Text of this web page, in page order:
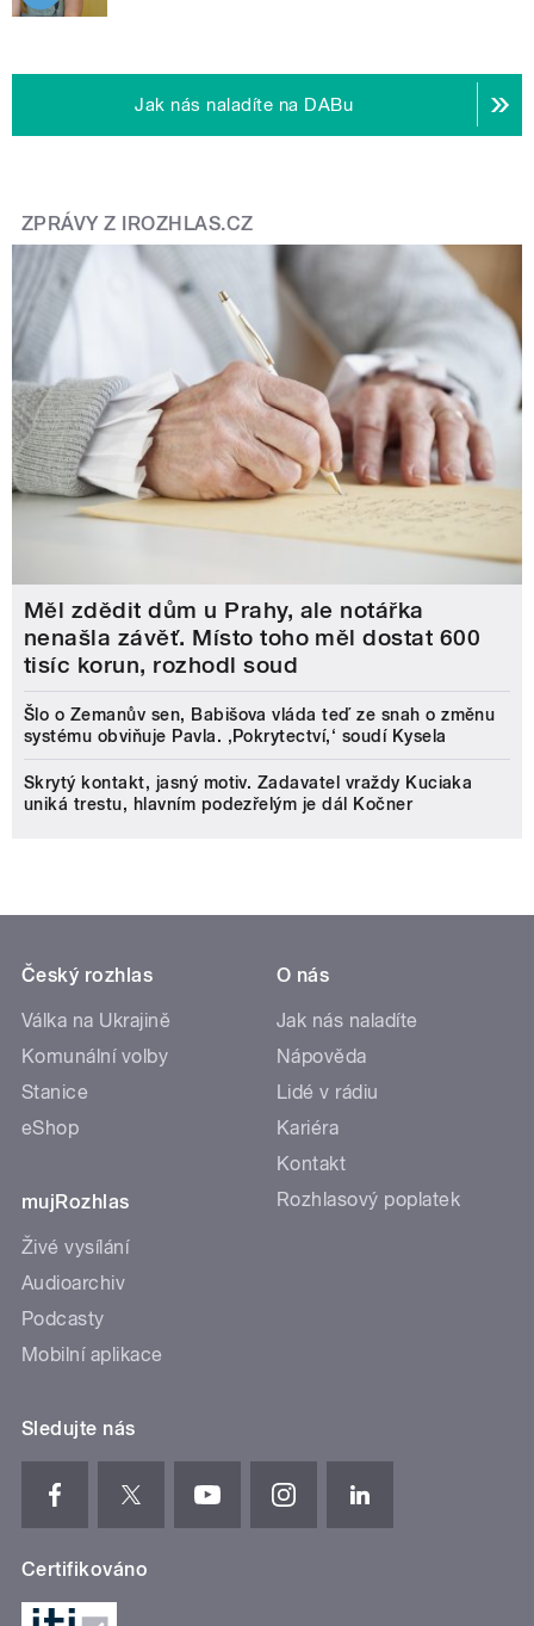
Jak nás naladíte na DABu
ZPRÁVY Z IROZHLAS.CZ
Měl zdědit dům u Prahy, ale notářka
nenašla závěť. Místo toho měl dostat 600
tisíc korun, rozhodl soud
Šlo o Zemanův sen, Babišova vláda teď ze snah o změnu
systému obviňuje Pavla. ‚Pokrytectví,‘ soudí Kysela
Skrytý kontakt, jasný motiv. Zadavatel vraždy Kuciaka
uniká trestu, hlavním podezřelým je dál Kočner
Český rozhlas
Válka na Ukrajině
Komunální volby
Stanice
eShop
mujRozhlas
Živé vysílání
Audioarchiv
Podcasty
Mobilní aplikace
O nás
Jak nás naladíte
Nápověda
Lidé v rádiu
Kariéra
Kontakt
Rozhlasový poplatek
Sledujte nás
Certifikováno